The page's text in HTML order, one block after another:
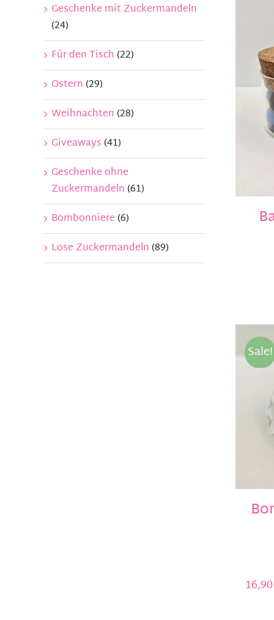
Geschenke mit Zuckermandeln
(24)
Für den Tisch (22)
Ostern (29)
Weihnachten (28)
Giveaways (41)
Geschenke ohne
Zuckermandeln (61)
Bombonniere (6)
Lose Zuckermandeln (89)
Sale!